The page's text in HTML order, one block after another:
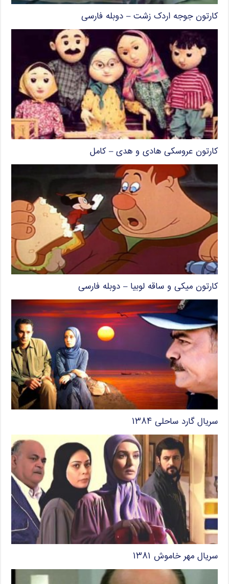
کارتون جوجه اردک زشت – دوبله فارسی
کارتون عروسکی هادی و هدی – کامل
کارتون میکی و ساقه لوبیا – دوبله فارسی
سریال گارد ساحلی ۱۳۸۴
سریال مهر خاموش ۱۳۸۱